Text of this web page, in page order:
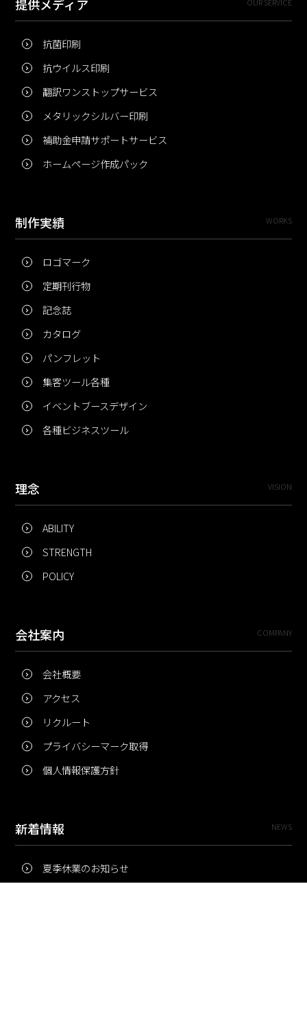
提供メディア OUR SERVICE
抗菌印刷
抗ウイルス印刷
翻訳ワンストップサービス
メタリックシルバー印刷
補助金申請サポートサービス
ホームページ作成パック
制作実績 WORKS
ロゴマーク
定期刊行物
記念誌
カタログ
パンフレット
集客ツール各種
イベントブースデザイン
各種ビジネスツール
理念 VISION
ABILITY
STRENGTH
POLICY
会社案内 COMPANY
会社概要
アクセス
リクルート
プライバシーマーク取得
個人情報保護方針
新着情報 NEWS
夏季休業のお知らせ